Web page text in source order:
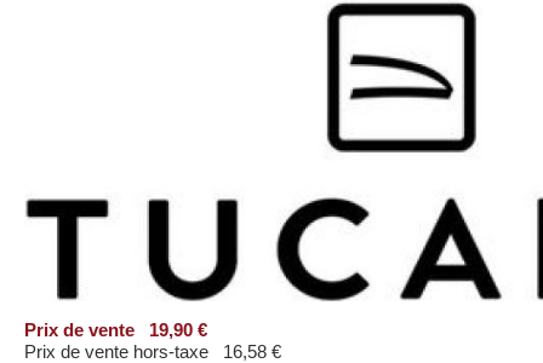
Prix ​​de vente
19,90 €
Prix de vente hors-taxe
16,58 €